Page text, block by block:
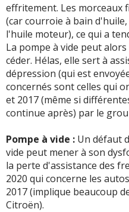
suite >>
-Embrayage, défaut de
-Durites de gasoils
à 140000 kms. Défaut de
le frottement entre les
-Véhicule acheté d
problème de
- Uniquement rotule de
168000km systeme
-Joint d injecteur a
(+)
effritement. Les morceaux
(car courroie à bain
l'huile moteur), ce qui a
La pompe à vide peut
céder. Hélas, elle sert à
dépression (qui est
concernés sont celles qui
et 2017 (même si
continue après) par le
Pompe à vide : Un défaut
vide peut mener à son
la perte d'assistance des
2020 qui concerne les
2017 (implique beaucoup
Citroën).